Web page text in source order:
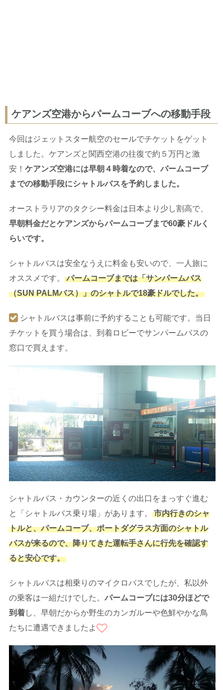
ケアンズ空港からパームコーブへの移動手段
今回はジェットスター航空のセールでチケットをゲット
しました。ケアンズと関西空港の往復で約５万円と激
安！ ケアンズ空港には早朝４時着なので、パームコーブ
までの移動手段にシャトルバスを予約しました。
オーストラリアのタクシー料金は日本より少し割高で、
早朝料金だとケアンズからパームコーブまで60豪ドルく
らいです。
シャトルバスは安全なうえに料金も安いので、一人旅に
オススメです。
パームコーブまでは「サンパームバス
（SUN PALMバス）」のシャトルで18豪ドルでした。
シャトルバスは事前に予約することも可能です。当日
チケットを買う場合は、到着ロビーでサンパームバスの
窓口で買えます。
シャトルバス・カウンターの近くの出口をまっすぐ進む
と「シャトルバス乗り場」があります。
市内行きのシャ
トルと、パームコーブ、ポートダグラス方面のシャトル
バスが来るので、降りてきた運転手さんに行先を確認す
ると安心です。
シャトルバスは相乗りのマイクロバスでしたが、私以外
の乗客は一組だけでした。 パームコーブには30分ほどで
到着し、早朝だからか野生のカンガルーや色鮮やかな鳥
たちに遭遇できましたよ